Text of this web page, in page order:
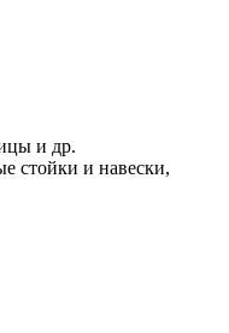
и др.
стойки и навески,